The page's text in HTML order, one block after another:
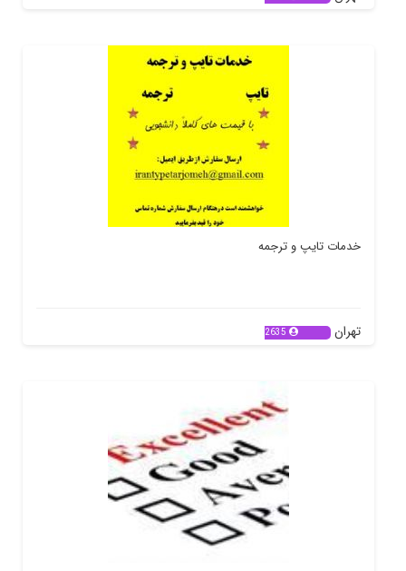
خدمات تایپ و ترجمه
تهران 2635